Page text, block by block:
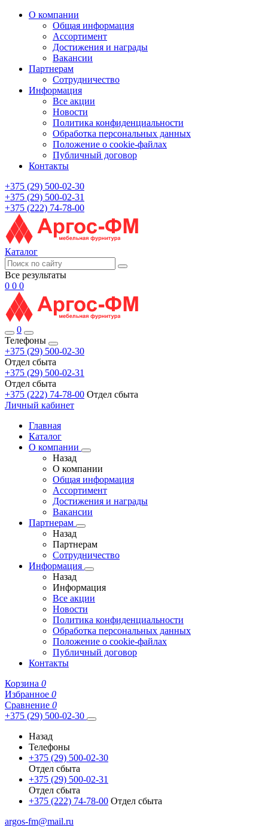
О компании
Общая информация
Ассортимент
Достижения и награды
Вакансии
Партнерам
Сотрудничество
Информация
Все акции
Новости
Политика конфиденциальности
Обработка персональных данных
Положение о cookie-файлах
Публичный договор
Контакты
+375 (29) 500-02-30
+375 (29) 500-02-31
+375 (222) 74-78-00
Каталог
Все результаты
0 0 0
0
Телефоны
+375 (29) 500-02-30
Отдел сбыта
+375 (29) 500-02-31
Отдел сбыта
+375 (222) 74-78-00 Отдел сбыта
Личный кабинет
Главная
Каталог
О компании
Назад
О компании
Общая информация
Ассортимент
Достижения и награды
Вакансии
Партнерам
Назад
Партнерам
Сотрудничество
Информация
Назад
Информация
Все акции
Новости
Политика конфиденциальности
Обработка персональных данных
Положение о cookie-файлах
Публичный договор
Контакты
Корзина 0
Избранное 0
Сравнение 0
+375 (29) 500-02-30
Назад
Телефоны
+375 (29) 500-02-30
Отдел сбыта
+375 (29) 500-02-31
Отдел сбыта
+375 (222) 74-78-00 Отдел сбыта
argos-fm@mail.ru